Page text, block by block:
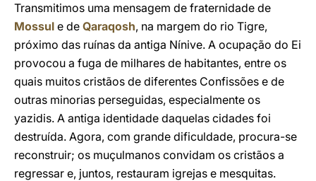
Transmitimos uma mensagem de fraternidade de
Mossul e de Qaraqosh, na margem do rio Tigre,
próximo das ruínas da antiga Nínive. A ocupação do Ei
provocou a fuga de milhares de habitantes, entre os
quais muitos cristãos de diferentes Confissões e de
outras minorias perseguidas, especialmente os
yazidis. A antiga identidade daquelas cidades foi
destruída. Agora, com grande dificuldade, procura-se
reconstruir; os muçulmanos convidam os cristãos a
regressar e, juntos, restauram igrejas e mesquitas.